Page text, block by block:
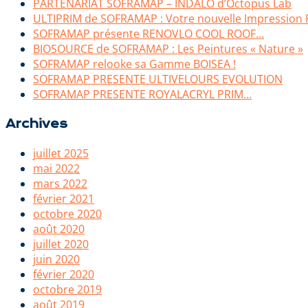
PARTENARIAT SOFRAMAP – INDALO d’Octopus Lab
ULTIPRIM de SOFRAMAP : Votre nouvelle
SOFRAMAP présente RENOVLO COOL ROOF…
BIOSOURCE de SOFRAMAP : Les Peintures « Nature »
SOFRAMAP relooke sa Gamme BOISEA !
SOFRAMAP PRESENTE ULTIVELOURS EVOLUTION
SOFRAMAP PRESENTE ROYALACRYL PRIM…
Archives
juillet 2025
mai 2022
mars 2022
février 2021
octobre 2020
août 2020
juillet 2020
juin 2020
février 2020
octobre 2019
août 2019